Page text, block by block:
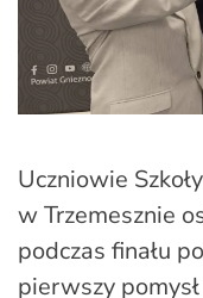
Uczniowie
w Trzemesznie
podczas finału
pierwszy